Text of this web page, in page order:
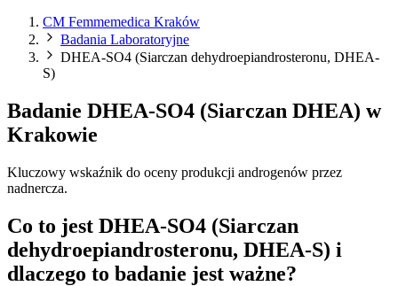
CM Femmemedica Kraków
Badania Laboratoryjne
DHEA-SO4 (Siarczan dehydroepiandrosteronu, DHEA-
S)
Badanie DHEA-SO4 (Siarczan DHEA) w
Krakowie
Kluczowy wskaźnik do oceny produkcji androgenów przez
nadnercza.
Co to jest DHEA-SO4 (Siarczan
dehydroepiandrosteronu, DHEA-S) i
dlaczego to badanie jest ważne?